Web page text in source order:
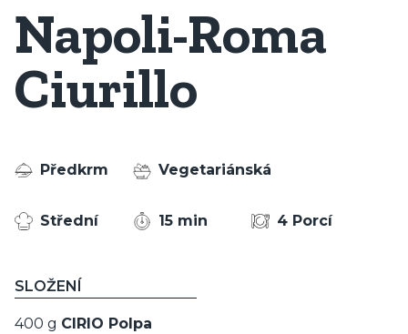
Napoli-Roma
Ciurillo
Předkrm Vegetariánská
Střední 15 min 4 Porcí
SLOŽENÍ
400 g CIRIO Polpa